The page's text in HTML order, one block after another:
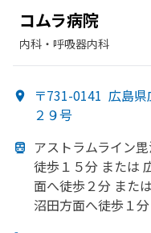
コムラ病院
内科・​呼吸器内科
〒731-0141 広島県
２９号
アストラムライン
徒歩１５分 または
面へ徒歩２分 または
沼田方面へ徒歩１分